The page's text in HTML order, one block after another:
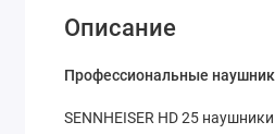
Описание
Профессиональные
SENNHEISER HD 25